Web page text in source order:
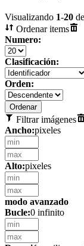
Visualizando 1-20 de
Ordenar items
Numero:
Clasificación:
Orden:
Filtrar imágenes
Ancho:pixeles
Alto:pixeles
modo avanzado
Bucle:0 infinito